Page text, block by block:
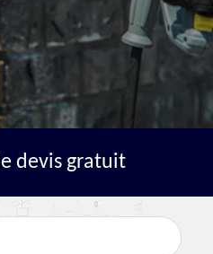
devis gratuit